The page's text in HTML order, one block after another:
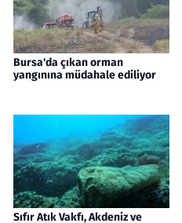
Bursa'da çıkan orman
yangınına müdahale ediliyor
Sıfır Atık Vakfı, Akdeniz ve